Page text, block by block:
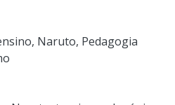
, Naruto, Pedagogia